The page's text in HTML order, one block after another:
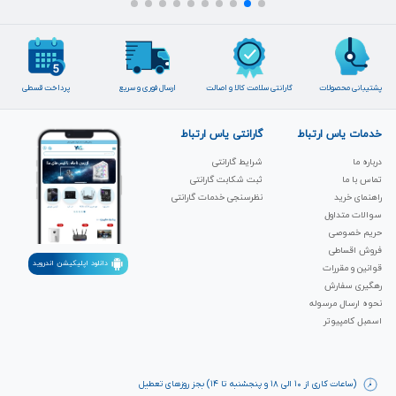
پشتیبانی محصولات گارانتی سلامت کالا و اصالت ارسال فوری و سریع پرداخت قسطی
(ساعات کاری از ۱۰ الی ۱۸ و پنجشنبه تا ۱۴) بجز روزهای تعطیل
خدمات یاس ارتباط
درباره ما
تماس با ما
راهنمای خرید
سوالات متداول
حریم خصوصی
فروش اقساطی
قوانین و مقررات
رهگیری سفارش
نحوه ارسال مرسوله
اسمبل کامپیوتر
گارانتی یاس ارتباط
شرایط گارانتی
ثبت شکابت‌ گارانتی
نظرسنجی خدمات گارانتی
دانلود اپلیکیشن اندروید